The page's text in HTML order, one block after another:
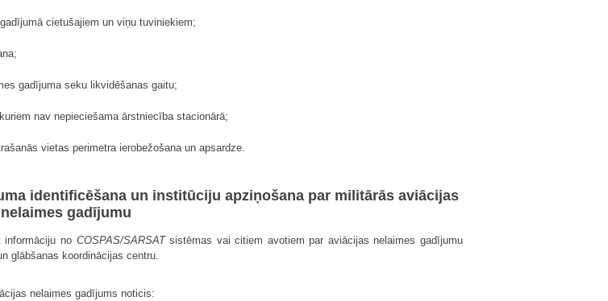
cietušajiem un viņu tuviniekiem;
gadījuma seku likvidēšanas gaitu;
nav nepieciešama ārstniecība stacionārā;
vietas perimetra ierobežošana un apsardze.
identificēšana un institūciju apziņošana par militārās aviācijas
nelaimes gadījumu
informāciju no COSPAS/SARSATsistēmas vai citiem avotiem par aviācijas nelaimes gadījumu
glābšanas koordinācijas centru.
nelaimes gadījums noticis: